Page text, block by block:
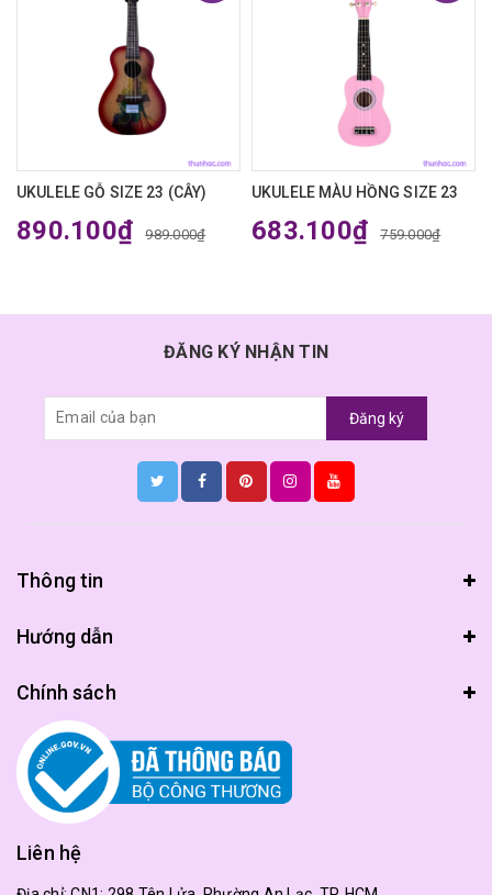
UKULELE GỖ SIZE 23 (CÂY)
890.100₫ 989.000₫
UKULELE MÀU HỒNG SIZE 23
683.100₫ 759.000₫
ĐĂNG KÝ NHẬN TIN
Đăng ký
Thông tin
Hướng dẫn
Chính sách
Liên hệ